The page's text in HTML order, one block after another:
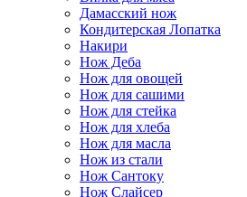
Дамасский нож
Кондитерская Лопатка
Накири
Нож Деба
Нож для овощей
Нож для сашими
Нож для стейка
Нож для хлеба
Нож для масла
Нож из стали
Нож Сантоку
Нож Слайсер